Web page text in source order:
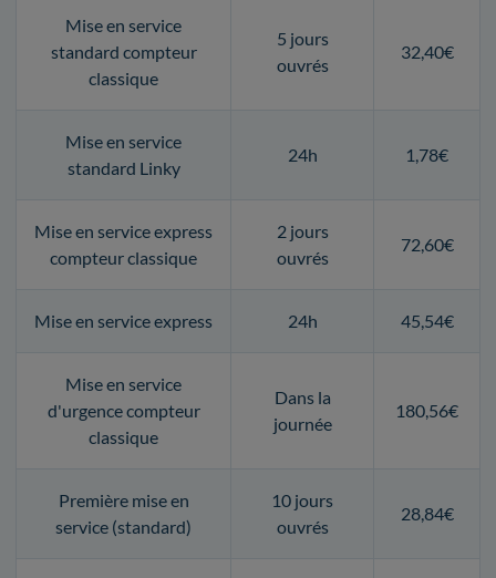
Mise en service
standard compteur
classique
5 jours
ouvrés
32,40€
Mise en service
standard Linky
24h 1,78€
Mise en service express
compteur classique
2 jours
ouvrés
72,60€
Mise en service express 24h 45,54€
Mise en service
d'urgence compteur
classique
Dans la
journée
180,56€
Première mise en
service (standard)
10 jours
ouvrés
28,84€